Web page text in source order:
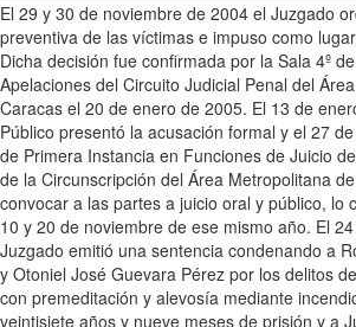
El 29 y 30 de noviembre de 2004 el Juzgado
preventiva de las víctimas e impuso como
Dicha decisión fue confirmada por la Sala 4º
Apelaciones del Circuito Judicial Penal del
Caracas el 20 de enero de 2005. El 13 de
Público presentó la acusación formal y el 27
de Primera Instancia en Funciones de Juicio
de la Circunscripción del Área Metropolitana
convocar a las partes a juicio oral y público, lo
10 y 20 de noviembre de ese mismo año. El
Juzgado emitió una sentencia condenando a
y Otoniel José Guevara Pérez por los delitos
con premeditación y alevosía mediante
veintisiete años y nueve meses de prisión y a